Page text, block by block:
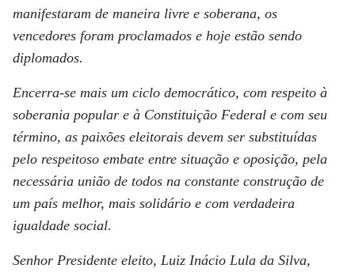
manifestaram de maneira livre e soberana, os
vencedores foram proclamados e hoje estão sendo
diplomados.
Encerra-se mais um ciclo democrático, com respeito à
soberania popular e à Constituição Federal e com seu
término, as paixões eleitorais devem ser substituídas
pelo respeitoso embate entre situação e oposição, pela
necessária união de todos na constante construção de
um país melhor, mais solidário e com verdadeira
igualdade social.
Senhor Presidente eleito, Luiz Inácio Lula da Silva,